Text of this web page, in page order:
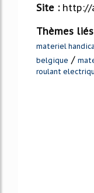
Site : http://
Thèmes
materiel
belgique /
roulant